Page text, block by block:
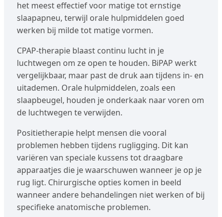
het meest effectief voor matige tot ernstige
slaapapneu, terwijl orale hulpmiddelen goed
werken bij milde tot matige vormen.
CPAP-therapie blaast continu lucht in je
luchtwegen om ze open te houden. BiPAP werkt
vergelijkbaar, maar past de druk aan tijdens in- en
uitademen. Orale hulpmiddelen, zoals een
slaapbeugel, houden je onderkaak naar voren om
de luchtwegen te verwijden.
Positietherapie helpt mensen die vooral
problemen hebben tijdens rugligging. Dit kan
variëren van speciale kussens tot draagbare
apparaatjes die je waarschuwen wanneer je op je
rug ligt. Chirurgische opties komen in beeld
wanneer andere behandelingen niet werken of bij
specifieke anatomische problemen.